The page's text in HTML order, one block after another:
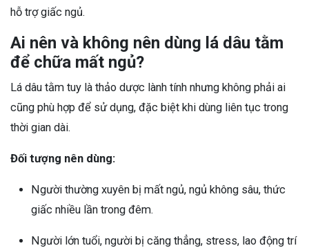
hỗ trợ giấc ngủ.
Ai nên và không nên dùng lá dâu tằm
để chữa mất ngủ?
Lá dâu tằm tuy là thảo dược lành tính nhưng không phải ai
cũng phù hợp để sử dụng, đặc biệt khi dùng liên tục trong
thời gian dài.
Đối tượng nên dùng:
Người thường xuyên bị mất ngủ, ngủ không sâu, thức
giấc nhiều lần trong đêm.
Người lớn tuổi, người bị căng thẳng, stress, lao động trí